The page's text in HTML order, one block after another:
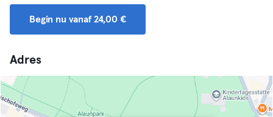
Begin nu vanaf 24,00 €
Adres